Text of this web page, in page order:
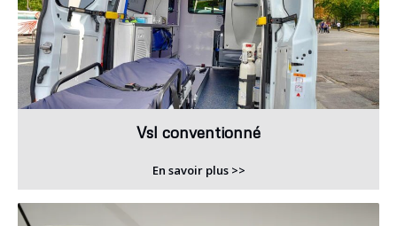
Vsl conventionné
En savoir plus >>